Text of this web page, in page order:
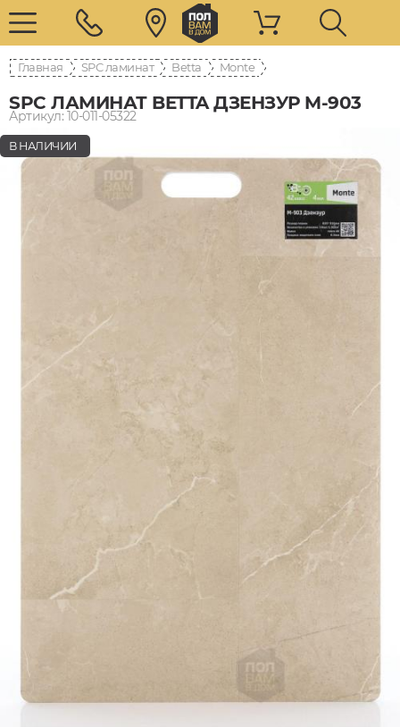
Главная SPC ламинат Betta Monte
SPC ЛАМИНАТ BETTA ДЗЕНЗУР M-903
Артикул: 10-011-05322
В НАЛИЧИИ